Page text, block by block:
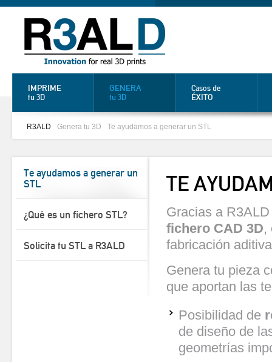
IMPRIME
tu 3D
GENERA
tu 3D
Casos de
ÉXITO
R3ALD Genera tu 3D Te ayudamos a generar un STL
Te ayudamos a generar un
STL
¿Qué es un fichero STL?
Solicita tu STL a R3ALD
TE
Gracias a
fichero CAD 3D,
fabricación
Genera tu pieza
que aportan las
Posibilidad de
de diseño de
geometrías